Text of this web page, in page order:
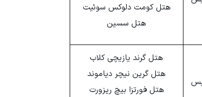
هتل کومت دلوکس سوئیت
هتل سسین
هتل گرند یازیچی کلاب
هتل گرین نیچر دیاموند
هتل فورتزا بیچ ریزورت